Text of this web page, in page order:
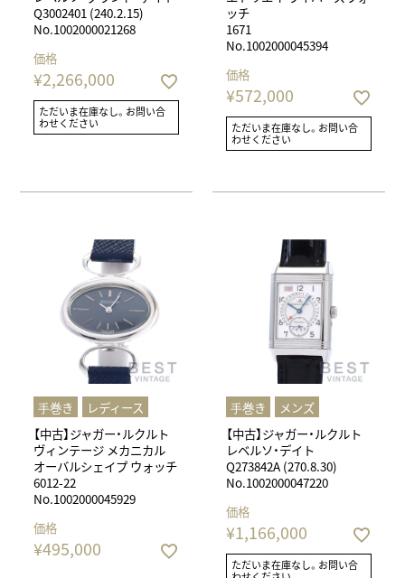
Q3002401 (240.2.15)
No.1002000021268
価格
¥2,266,000
ただいま在庫なし。お問い合
わせください
ッチ
1671
No.1002000045394
価格
¥572,000
ただいま在庫なし。お問い合
わせください
⼿巻き
レディース
【中古】ジャガー・ルクルト
ヴィンテージ メカニカル
オーバルシェイプ ウォッチ
6012-22
No.1002000045929
価格
¥495,000
⼿巻き
メンズ
【中古】ジャガー・ルクルト
レベルソ・デイト
Q273842A (270.8.30)
No.1002000047220
価格
¥1,166,000
ただいま在庫なし。お問い合